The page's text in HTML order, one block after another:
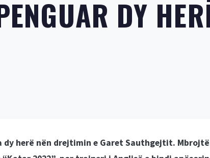
DY
herë nën drejtimin e Garet Sauthgejtit.